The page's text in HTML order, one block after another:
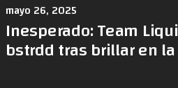
mayo 26, 2025
Inesperado: Team
bstrdd tras brillar en